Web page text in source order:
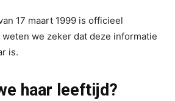
17 maart 1999 is officieel
we zeker dat deze informatie
is.
haar leeftijd?